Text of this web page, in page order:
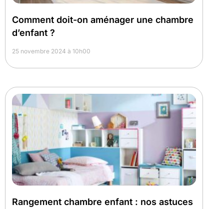
Comment doit-on aménager une chambre
d’enfant ?
25 novembre 2024 à 10h00
Rangement chambre enfant : nos astuces